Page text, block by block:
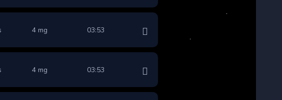
4 mg 03:53
4 mg 03:53